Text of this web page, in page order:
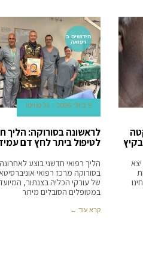
יצא
חידושים ב
רפואה
5 ביולי 2026 גל טוויטו
לראשונה בסורוקה: הליך
לטיפול ביתר לחץ דם
הליך רפואי חדשני בוצע
בסורוקה מרכז רפואי
של עורקי הכליה בצנתור,
במטופלים הסובלים מיתר
קרא עוד ←